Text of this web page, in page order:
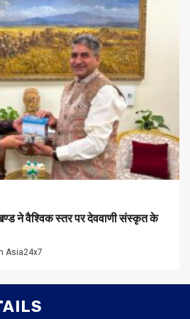
ने वैश्विक स्तर पर देववाणी संस्कृत के
Asia24x7